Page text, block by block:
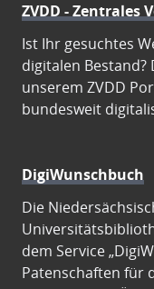
ZVDD - Zentrales
Ist Ihr gesuchtes
digitalen Bestand?
unserem ZVDD
bundesweit
DigiWunschbuch
Die
dem Service
Patenschaften für